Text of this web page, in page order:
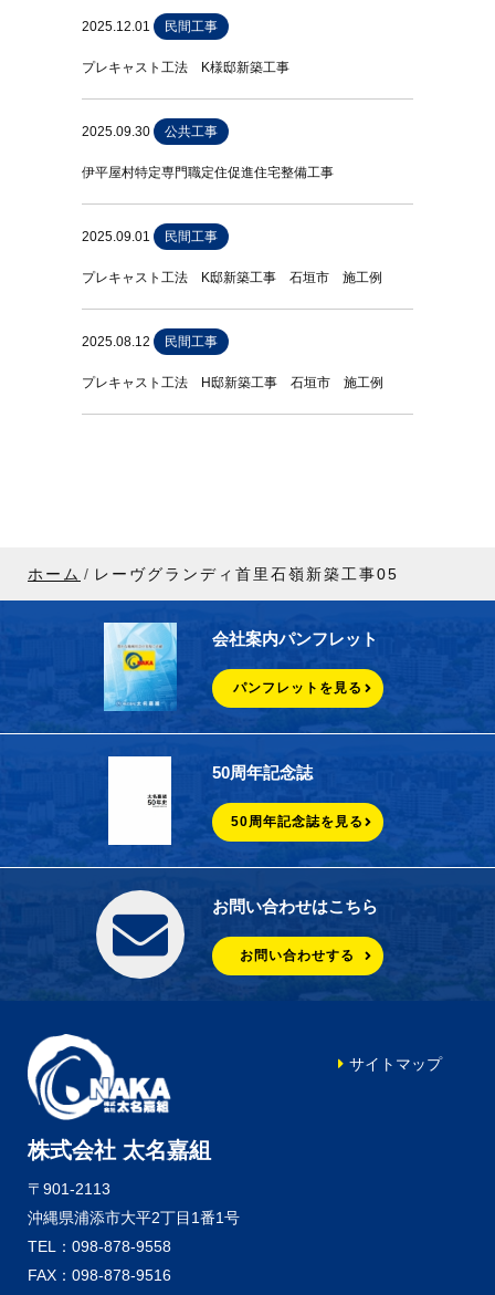
2025.12.01 民間工事
プレキャスト工法 K様邸新築工事
2025.09.30 公共工事
伊平屋村特定専門職定住促進住宅整備工事
2025.09.01 民間工事
プレキャスト工法 K邸新築工事 石垣市 施工例
2025.08.12 民間工事
プレキャスト工法 H邸新築工事 石垣市 施工例
ホーム レーヴグランディ首里石嶺新築工事05
会社案内パンフレット
パンフレットを見る
50周年記念誌
50周年記念誌を見る
お問い合わせはこちら
お問い合わせする
株式会社 太名嘉組
〒901-2113
沖縄県浦添市大平2丁目1番1号
TEL：098-878-9558
FAX：098-878-9516
サイトマップ